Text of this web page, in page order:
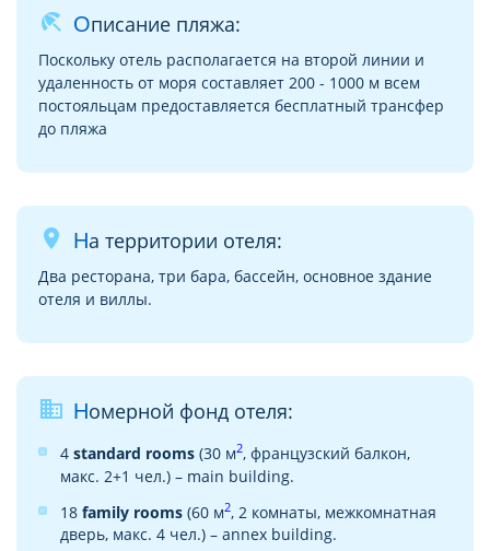
beach_access Описание пляжа:
Поскольку отель располагается на второй линии и
удаленность от моря составляет 200 - 1000 м всем
постояльцам предоставляется бесплатный трансфер
до пляжа
place На территории отеля:
Два ресторана, три бара, бассейн, основное здание
отеля и виллы.
business Номерной фонд отеля:
4 standard rooms (30 м2, французский балкон,
макс. 2+1 чел.) – main building.
18 family rooms (60 м2, 2 комнаты, межкомнатная
дверь, макс. 4 чел.) – annex building.